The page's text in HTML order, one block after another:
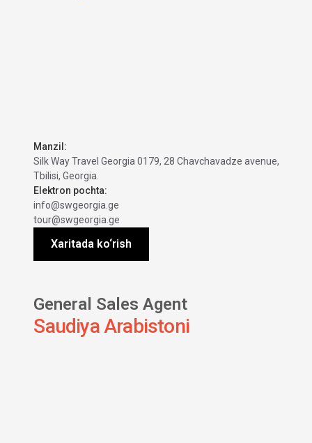
Manzil:
Silk Way Travel Georgia 0179, 28 Chavchavadze avenue,
Tbilisi, Georgia.
Elektron pochta:
info@swgeorgia.ge
tour@swgeorgia.ge
Xaritada ko‘rish
General Sales Agent
Saudiya Arabistoni